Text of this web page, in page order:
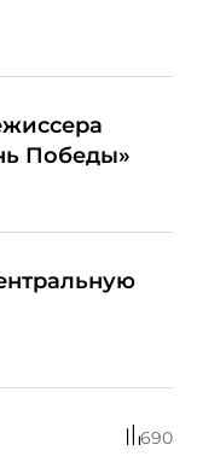
Победы»
690